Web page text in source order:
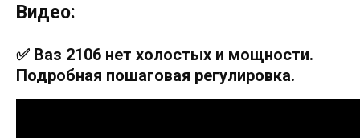
Видео:
✅ Ваз 2106 нет холостых и мощности.
Подробная пошаговая регулировка.